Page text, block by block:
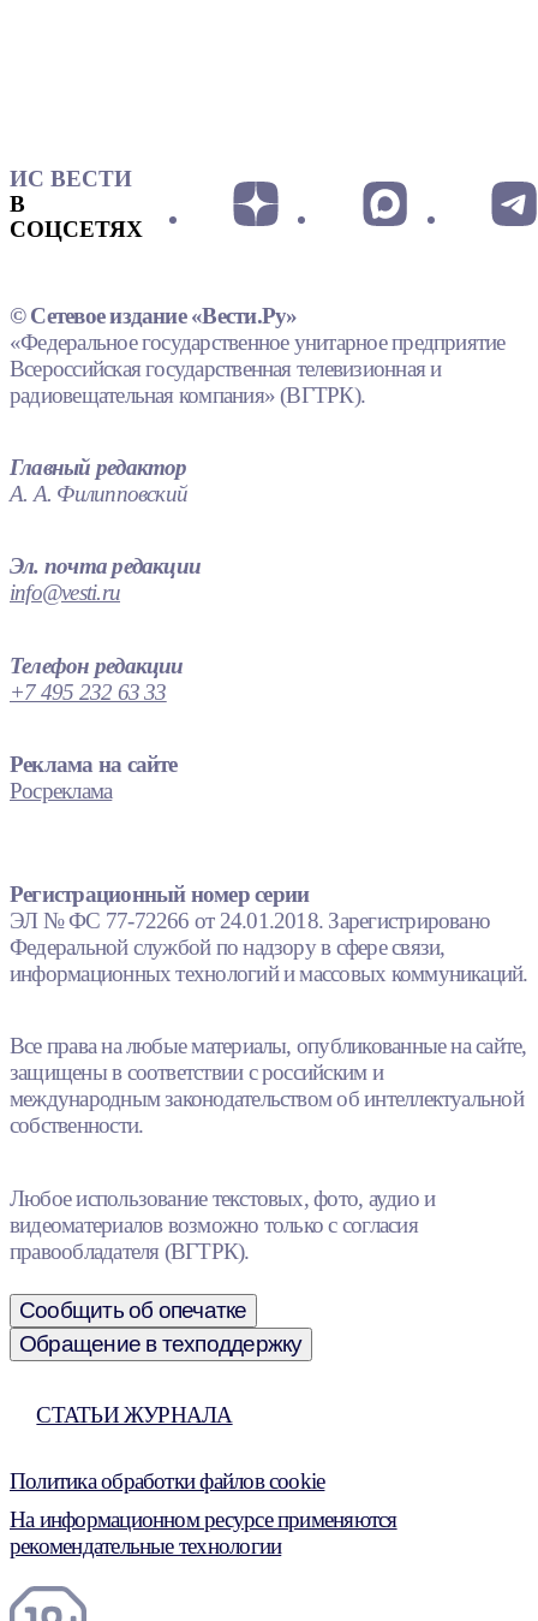
ИС ВЕСТИ
В
СОЦСЕТЯХ
© Сетевое издание «Вести.Ру»
«Федеральное государственное унитарное предприятие
Всероссийская государственная телевизионная и
радиовещательная компания» (ВГТРК).
Главный редактор
А. А. Филипповский
Эл. почта редакции
info@vesti.ru
Телефон редакции
+7 495 232 63 33
Реклама на сайте
Росреклама
Регистрационный номер серии
ЭЛ № ФС 77-72266 от 24.01.2018. Зарегистрировано
Федеральной службой по надзору в сфере связи,
информационных технологий и массовых коммуникаций.
Все права на любые материалы, опубликованные на сайте,
защищены в соответствии с российским и
международным законодательством об интеллектуальной
собственности.
Любое использование текстовых, фото, аудио и
видеоматериалов возможно только с согласия
правообладателя (ВГТРК).
Сообщить об опечатке
Обращение в техподдержку
СТАТЬИ ЖУРНАЛА
Политика обработки файлов cookie
На информационном ресурсе применяются
рекомендательные технологии